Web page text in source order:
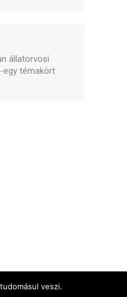
állatorvosi
egy témakört
veszi.